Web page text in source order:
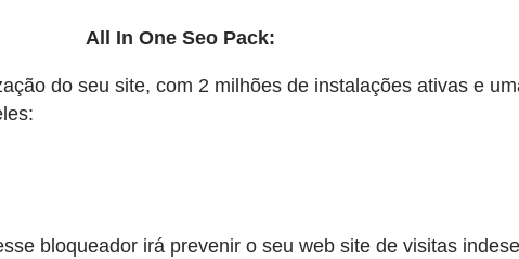
All In One Seo Pack:
do seu site, com 2 milhões de instalações ativas e
bloqueador irá prevenir o seu web site de visitas